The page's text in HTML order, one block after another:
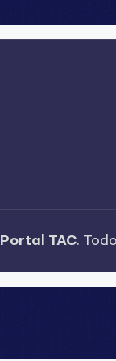
Portal TAC.